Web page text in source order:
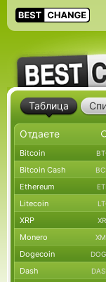
Таблица
Bitcoin
Bitcoin Cash
Ethereum
Litecoin
XRP
Monero
Dogecoin
Dash